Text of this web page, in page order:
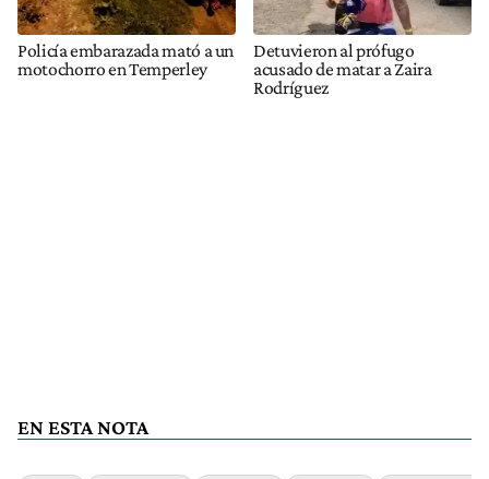
Policía embarazada mató a un
motochorro en Temperley
Detuvieron al prófugo
acusado de matar a Zaira
Rodríguez
EN ESTA NOTA